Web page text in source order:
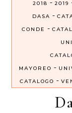
2018 - 2019
DASA -
CONDE
-
MAYOREO -
CATALOGO -